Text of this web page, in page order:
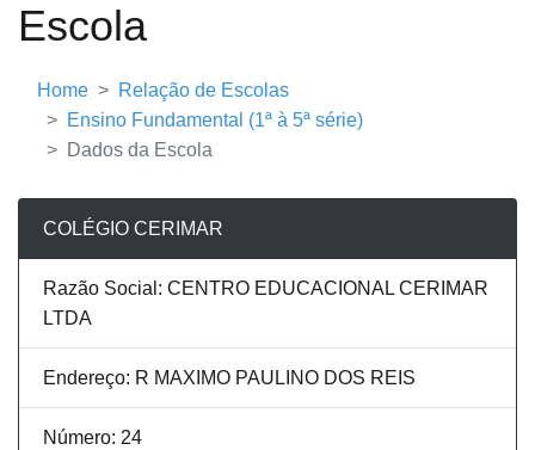
Escola
Home
Relação de Escolas
Ensino Fundamental (1ª à 5ª série)
Dados da Escola
COLÉGIO CERIMAR
Razão Social: CENTRO EDUCACIONAL CERIMAR
LTDA
Endereço: R MAXIMO PAULINO DOS REIS
Número: 24